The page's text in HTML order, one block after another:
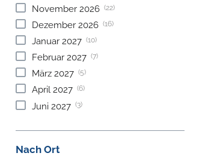
November 2026 (22)
Dezember 2026 (16)
Januar 2027 (10)
Februar 2027 (7)
März 2027 (5)
April 2027 (6)
Juni 2027 (3)
Nach Ort